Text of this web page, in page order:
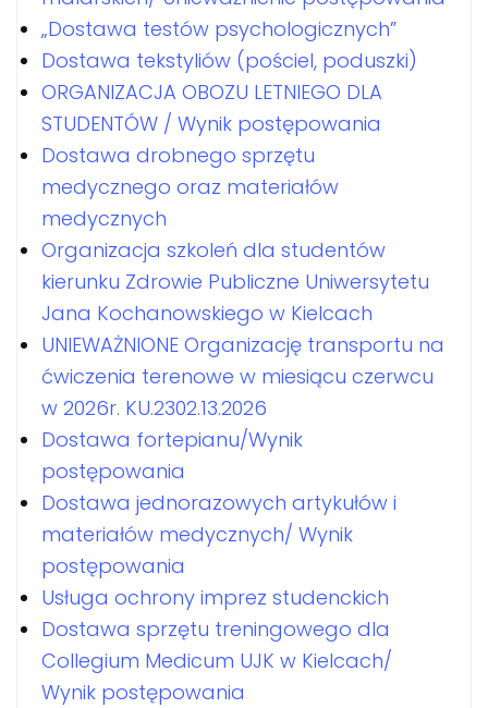
„Dostawa testów psychologicznych”
Dostawa tekstyliów (pościel, poduszki)
ORGANIZACJA OBOZU LETNIEGO DLA
STUDENTÓW / Wynik postępowania
Dostawa drobnego sprzętu
medycznego oraz materiałów
medycznych
Organizacja szkoleń dla studentów
kierunku Zdrowie Publiczne Uniwersytetu
Jana Kochanowskiego w Kielcach
UNIEWAŻNIONE Organizację transportu na
ćwiczenia terenowe w miesiącu czerwcu
w 2026r. KU.2302.13.2026
Dostawa fortepianu/Wynik
postępowania
Dostawa jednorazowych artykułów i
materiałów medycznych/ Wynik
postępowania
Usługa ochrony imprez studenckich
Dostawa sprzętu treningowego dla
Collegium Medicum UJK w Kielcach/
Wynik postępowania